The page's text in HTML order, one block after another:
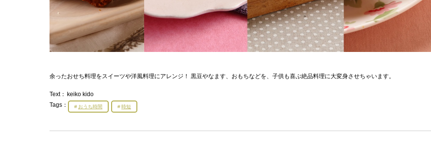
余ったおせち料理をスイーツや洋風料理にアレンジ！ 黒豆やなます、おもちなどを、子供も喜ぶ絶品料理に大変身させちゃいます。
Text： keiko kido
Tags：
おうち時間 時短